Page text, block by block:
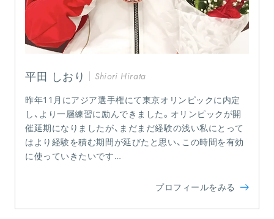
平田 しおり Shiori Hirata
昨年11月にアジア選手権にて東京オリンピックに内定
し、より一層練習に励んできました。オリンピックが開
催延期になりましたが、まだまだ経験の浅い私にとって
はより経験を積む期間が延びたと思い、この時間を有効
に使っていきたいです…
プロフィールをみる